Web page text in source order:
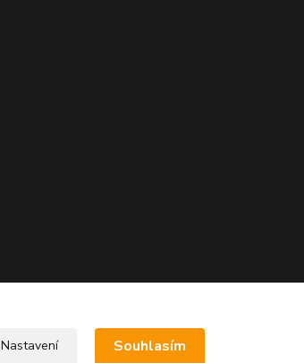
Nastavení Souhlasím